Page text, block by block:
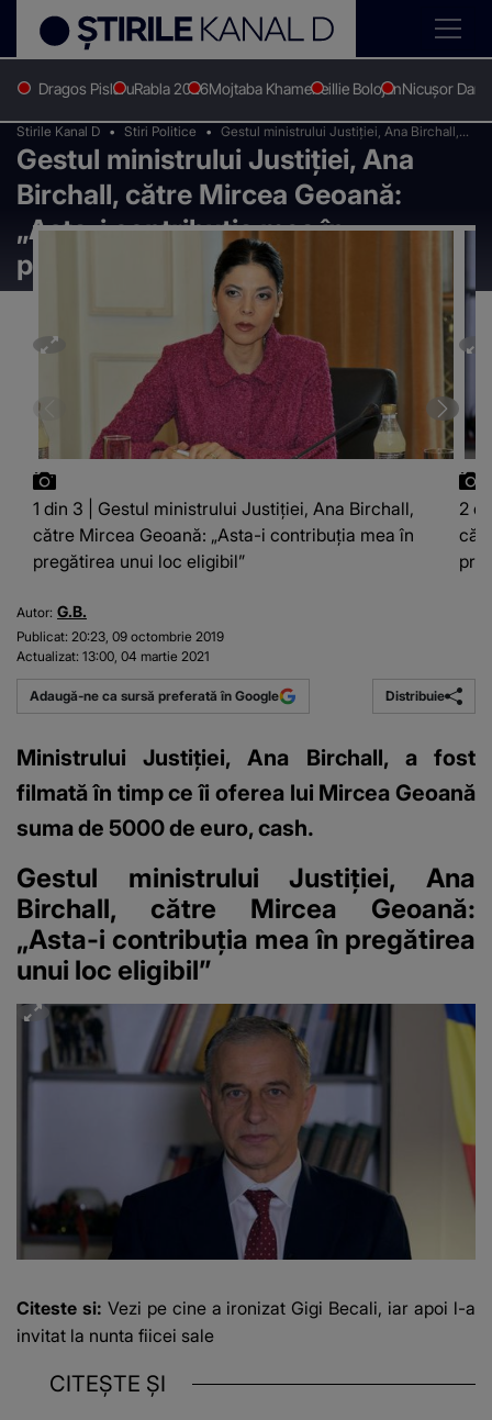
Dragos PislaruRabla 2026Mojtaba KhameneiIlie BolojanNicușor Dan
Stirile Kanal D Stiri Politice
Gestul ministrului Justiției, Ana Birchall,
către Mircea Geoană: „Asta-i contribuția
mea în pregătirea unui loc eligibil”
Gestul ministrului Justiției, Ana
Birchall, către Mircea Geoană:
„Asta-i contribuția mea în
pregătirea unui loc eligibil”
1 din 3 | Gestul ministrului Justiției, Ana Birchall,
către Mircea Geoană: „Asta-i contribuția mea în
pregătirea unui loc eligibil”
2
Autor: G.B.
Publicat: 20:23, 09 octombrie 2019
Actualizat: 13:00, 04 martie 2021
Adaugă-ne ca sursă preferată în Google Distribuie
Ministrului Justiției, Ana Birchall, a fost
filmată în timp ce îi oferea lui Mircea Geoană
suma de 5000 de euro, cash.
Gestul ministrului Justiției, Ana
Birchall, către Mircea Geoană:
„Asta-i contribuția mea în pregătirea
unui loc eligibil”
Citeste si: Vezi pe cine a ironizat Gigi Becali, iar apoi l-a
invitat la nunta fiicei sale
CITEȘTE ȘI